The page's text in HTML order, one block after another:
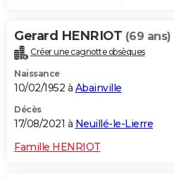
Gerard HENRIOT (69 ans)
Créer une cagnotte obsèques
Naissance
10/02/1952 à Abainville
Décès
17/08/2021 à Neuillé-le-Lierre
Famille HENRIOT